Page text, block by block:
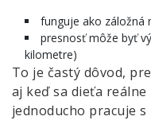
funguje ako záložná
presnosť môže byť
kilometre)
To je častý dôvod,
aj keď sa dieťa
jednoducho pracuje